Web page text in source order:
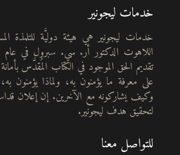
خدمات ليجونير
خدمات ليجونير هي هيئة دوليَّة للتلمذة
تقديم الحق الموجود في الكتاب المُقدَّس
على معرفة ما يؤمنون به، ولماذا يؤمنون
وكيف يشاركونه مع الآخرين. إن إعلان
لتحقيق هدف ليجونير.
للتواصل معنا